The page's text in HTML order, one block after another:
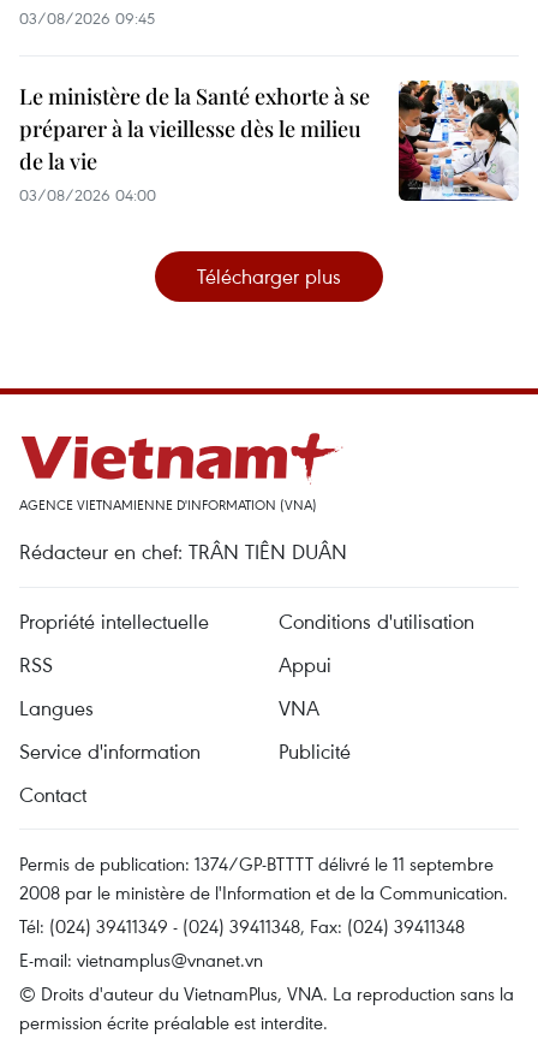
03/08/2026 09:45
Le ministère de la Santé exhorte à se
préparer à la vieillesse dès le milieu
de la vie
03/08/2026 04:00
Télécharger plus
AGENCE VIETNAMIENNE D'INFORMATION (VNA)
Rédacteur en chef: TRÂN TIÊN DUÂN
Propriété intellectuelle
Conditions d'utilisation
RSS
Appui
Langues
VNA
Service d'information
Publicité
Contact
Permis de publication: 1374/GP-BTTTT délivré le 11 septembre
2008 par le ministère de l'Information et de la Communication.
Tél: (024) 39411349 - (024) 39411348, Fax: (024) 39411348
E-mail: vietnamplus@vnanet.vn
© Droits d'auteur du VietnamPlus, VNA. La reproduction sans la
permission écrite préalable est interdite.